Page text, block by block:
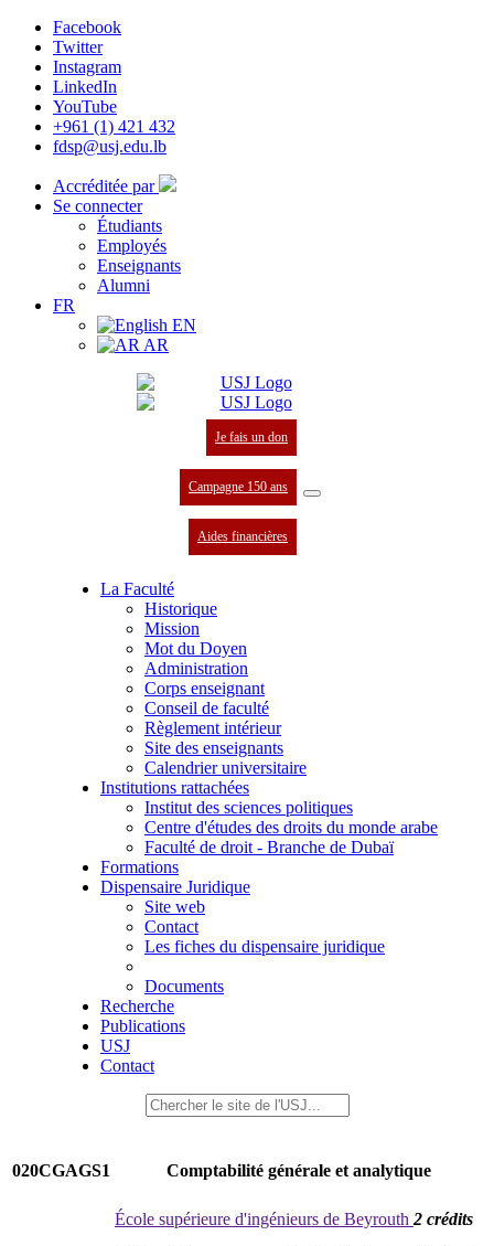
Facebook
Twitter
Instagram
LinkedIn
YouTube
+961 (1) 421 432
fdsp@usj.edu.lb
Accréditée par
Se connecter
Étudiants
Employés
Enseignants
Alumni
FR
EN
AR
Je fais un don
Campagne 150 ans
Aides financières
La Faculté
Historique
Mission
Mot du Doyen
Administration
Corps enseignant
Conseil de faculté
Règlement intérieur
Site des enseignants
Calendrier universitaire
Institutions rattachées
Institut des sciences politiques
Centre d'études des droits du monde arabe
Faculté de droit - Branche de Dubaï
Formations
Dispensaire Juridique
Site web
Contact
Les fiches du dispensaire juridique
Documents
Recherche
Publications
USJ
Contact
020CGAGS1 Comptabilité générale et analytique
École supérieure d'ingénieurs de Beyrouth 2 crédits